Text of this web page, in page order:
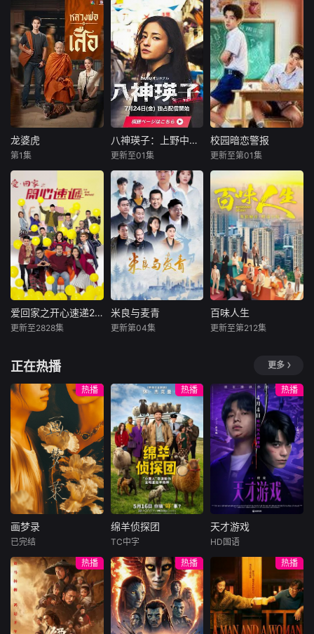
褪去青涩，逐渐打
响“成功
产。列车突遭炸弹
袭击，毫发无损的
破产Thatri看着重
伤昏迷的幸运Thatr
i，接到了一个匪夷
所思的请求：冒名
顶替去领取那份天
降横财。面对足以
逆转人生的诱惑，
这个一无所有的男
人究竟会作何选
择？
长野凌大
本作改编自同名漫
画，是一部以处于
上下级关系的文原
一良与东庆伊为中
心，讲述这两个笨
拙之人寻觅属于自
己幸福历程的爱情
故事。一良因过去
的心理创伤而避免
与他人深交，庆伊
生恋爱感情，过着
与恋爱无缘的生
活。身为社会人尊
敬一良的庆伊，以
电影这一共同爱好
为契机，开始与他
共度工作以外的时
间。庆伊本未意识
到关系会更进一
步，然而某日，借
着酒劲的一良向他
坦白了“自己是同性
也描绘笨拙而温柔
阿披南·普拉瑟瓦塔纳坤
被欢笑、笑容和祝
福环绕的婚礼仅仅
是爱情生活的起
点。未来还有许多
障碍等待着两人共
同跨越。 Runch和
Neen都曾梦想她们
能够携手顺利通过
所有考验，梦想能
彼此相伴直至白
头。然而，这个梦
想却在某人猝不及
防时迅速破碎…
拉娜帕·翁塔娜特
一个被人谋杀
致死的女孩的灵魂
附到珊瑚上的故
事。
龙婆虎
龙婆和伙伴们意外
卷入一起钻石抢劫
案，成为警方怀疑
的对象。为了证明
自己的清白、挽回
声誉，他们踏上了
一场惊险刺激、动
作不断的冒险之
旅。
龙婆虎
第1集
八神瑛子：上野中央署组织犯罪对策课
每熊克哉
高良健吾
改编自深町秋
生的超人气警察小
说《组织犯罪对策
课八神瑛子》系
列。故事围绕上野
中央署“暴力团对策
课”的女警八神瑛子
展开。为了破案，
她不惜动用武力，
她始终
八神瑛子：上野中央署组织犯罪对策课
更新至01集
校园暗恋警报
亚纳瓦特·因塔拉帕恩
摇滚少年Leeith被
迫考入刚招收男生
的前女子名校，悠
闲生活瞬间变成全
校焦点的生存大
战。为应对文化冲
击，他创办了男生
互助社，吸引了毒
舌电竞少年Putter
等一众伙伴。Leeit
对到看见彼此的脆
弱，甚至打破了“绝
不吃窝边草”的原则
坠入爱河。然而，
Putter过去的白月
光秘密曝光，让刚
萌芽的感情陷入巨
大危机。这是一个
关于那些边缘人在
混乱中抱团取暖、
面对情感危机并最
终在青春里发现真
我的成长故事。
校园暗恋警报
更新至第01集
爱回家之开心速递2025
處境劇的御用監製
羅鎮岳已經準備開
拍新一套處境劇，
暫定叫《愛．回家
之開心速遞》，
「過往的處境劇都
是以家庭為主，今
次當然不例外啦。
而故事除了家庭，
因為網購現在都好
hit，就會講到一間
百貨公司，入面開
設的網
爱回家之开心速递2025
更新至2828集
米良与麦青
国鹿鸣村和英国牛
津，麦香通过视频
向米良宣告：婚不
结了。鹿鸣村开了
锅，村民大骂麦香
是叛徒。麦香是婚
前体检查出不孕
症，从此走上虐心
旅途。米良火速回
国，麦香有苦说不
出。米良不再相信
情感，空虚
米良与麦青
更新第04集
百味人生
本剧以家族情
仇与时代情怀为主
轴，剧情叙述一场
突如其来的意外，
让「五秀园」的传
奇厨神总舖师万里
师(刘汉强饰)蒙冤
身亡，爱女(王乐妍
饰)坠海失踪，昔日
并肩打拼的四位弟
子:大师兄(窦智孔
饰)二师姐(星卉
百味人生
更新至第212集
正在热播 更多
热播
画梦录
林柏叡
民国的上海滩，身
怀绝技的孤女画师
许雁真，意外与身
陷危局的融汇银行
画梦录
已完结
热播
绵羊侦探团
尼可拉斯·博朗
尼古拉斯·加利齐纳
牧羊人乔治
（休·杰克曼饰）最
爱给羊群读侦探小
绵羊侦探团
TC中字
热播
天才游戏
李蔓瑄
穷途末路的天才少
年刘全龙（彭昱畅
饰），被偏执富家
公子陈伦（丁禹兮
天才游戏
HD国语
热播
热播 热播